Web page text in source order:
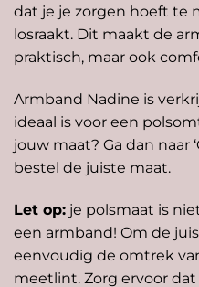
dat je je zorgen hoeft te
losraakt. Dit maakt de
praktisch, maar ook
Armband Nadine is
ideaal is voor een
jouw maat? Ga dan naar
bestel de juiste maat.
Let op: je polsmaat is
een armband! Om de
eenvoudig de omtrek
meetlint. Zorg ervoor